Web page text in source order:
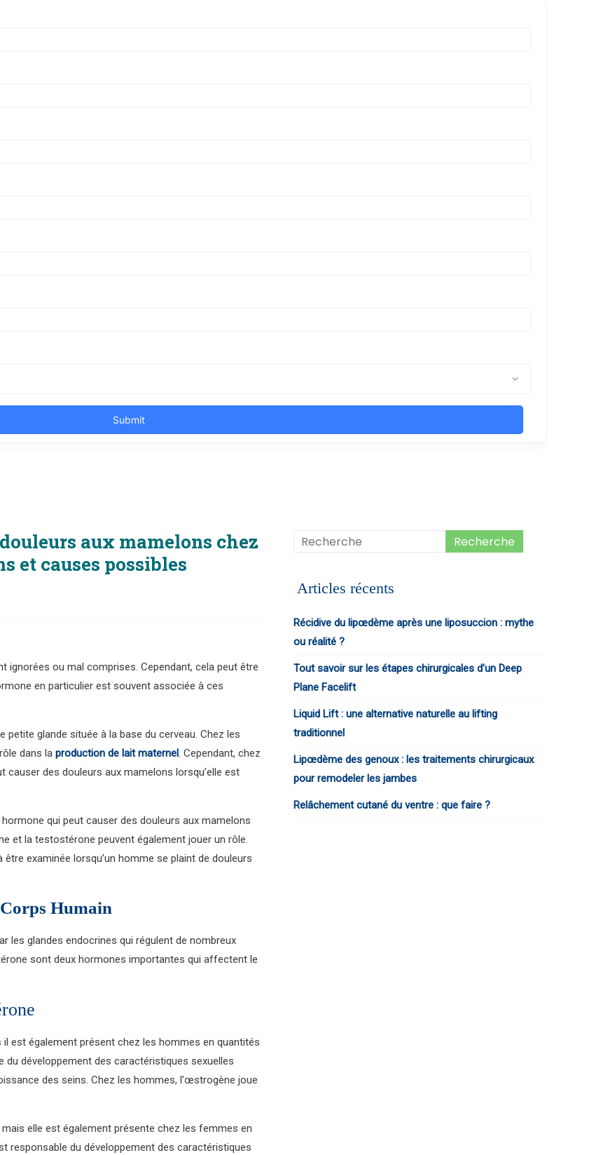
aux mamelons chez
et causes possibles
ou mal comprises. Cependant, cela peut être
en particulier est souvent associée à ces
petite glande située à la base du cerveau. Chez les
dans la production de lait maternel. Cependant, chez
des douleurs aux mamelons lorsqu’elle est
qui peut causer des douleurs aux mamelons
et la testostérone peuvent également jouer un rôle.
examinée lorsqu’un homme se plaint de douleurs
Humain
les glandes endocrines qui régulent de nombreux
sont deux hormones importantes qui affectent le
est également présent chez les hommes en quantités
développement des caractéristiques sexuelles
des seins. Chez les hommes, l’œstrogène joue
elle est également présente chez les femmes en
responsable du développement des caractéristiques
Articles récents
Récidive du lipœdème après une liposuccion : mythe
ou réalité ?
Tout savoir sur les étapes chirurgicales d’un Deep
Plane Facelift
Liquid Lift : une alternative naturelle au lifting
traditionnel
Lipœdème des genoux : les traitements chirurgicaux
pour remodeler les jambes
Relâchement cutané du ventre : que faire ?